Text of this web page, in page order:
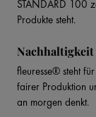
STANDARD 100
Produkte steht.
fleuresse® steht
fairer Produktion
an morgen denkt.